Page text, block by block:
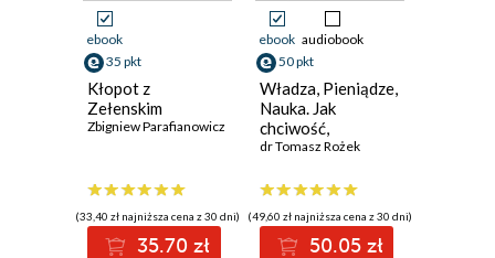
ebook
35 pkt
Kłopot z
Zełenskim
Zbigniew Parafianowicz
(33,40 zł najniższa cena z 30 dni)
35.70 zł
ebook audiobook
50 pkt
Władza, Pieniądze,
Nauka. Jak
chciwość,
ideologia i
wypaczyły badania
naukowe
dr Tomasz Rożek
(49,60 zł najniższa cena z 30 dni)
50.05 zł